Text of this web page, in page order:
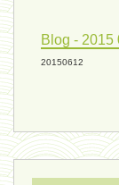
humain 06 - 6
sous-groupe
Blog - 2015
20150612